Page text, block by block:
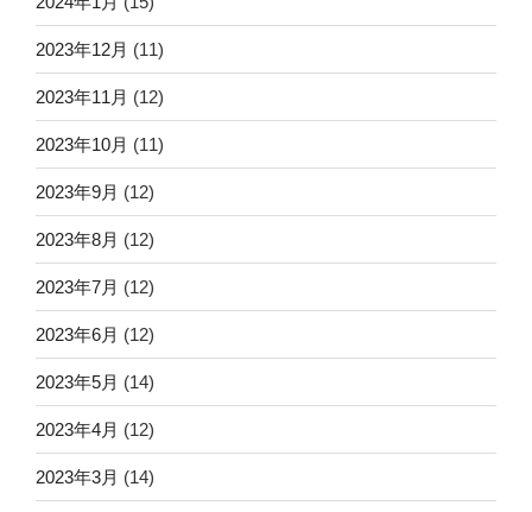
2023年12月 (11)
2023年11月 (12)
2023年10月 (11)
2023年9月 (12)
2023年8月 (12)
2023年7月 (12)
2023年6月 (12)
2023年5月 (14)
2023年4月 (12)
2023年3月 (14)